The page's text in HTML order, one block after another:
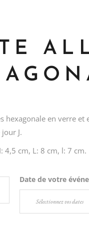
hexagonale en verre
J.
4,5 cm, L: 8 cm, l: 7 cm.
Date de votre